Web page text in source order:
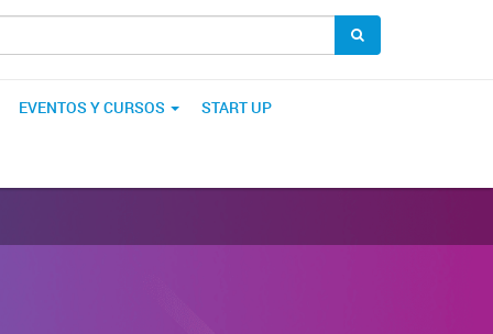
EVENTOS Y CURSOS START UP